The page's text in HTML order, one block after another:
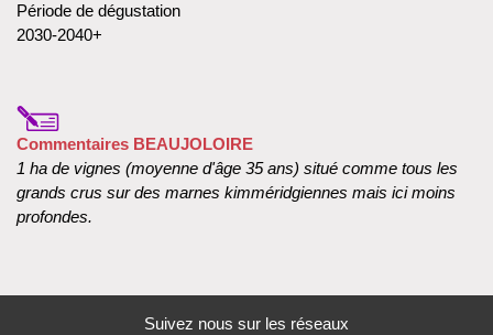
Période de dégustation
2030-2040+
Commentaires BEAUJOLOIRE
1 ha de vignes (moyenne d'âge 35 ans) situé comme tous les
grands crus sur des marnes kimméridgiennes mais ici moins
profondes.
Suivez nous sur les réseaux